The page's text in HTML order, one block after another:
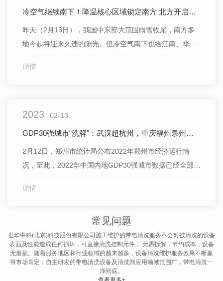
冷空气继续南下！降温核心区域锁定南方 北方开启升温模式
昨天（2月13日），我国中东部大范围雨雪收尾，南方多
地今起将迎来久违的阳光。但冷空气南下也给江南、华南
方地区则已经率..入了升温通道。江南华南明晨迎本轮过程
等地降
详情
2023 02-13
GDP30强城市“洗牌”：武汉超杭州，重庆福州泉州西安排位上升
2月12日，郑州市统计局公布2022年郑州市经济运行情
况，至此，2022年中国内地GDP30强城市数据已经全部出
排在第30名温州（2022年GDP为8029.8亿元）之后的沈
详情
常见问题
世华中科(北京)科技股份有限公司施工维护的带电清洗服务不会对被清洗的设备
表面及性能造成任何损坏，可直接清洗控制元件， 无需拆解，节约成本，设备
无磨损。随着服务地区和行业领域的越来越多，设备清洗维护服务效果不断赢
得市场肯定，自主研发的带电清洗设备及清洗剂应用领域范围广，带电清洗一
净到底。